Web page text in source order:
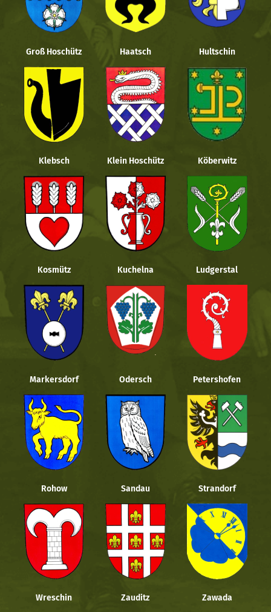
Groß Hoschütz Haatsch Hultschin
Klebsch Klein Hoschütz Köberwitz
Kosmütz Kuchelna Ludgerstal
Markersdorf Odersch Petershofen
Rohow Sandau Strandorf
Wreschin Zauditz Zawada